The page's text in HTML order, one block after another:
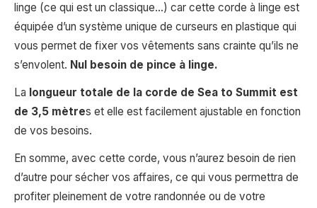
linge (ce qui est un classique…) car cette corde à linge est
équipée d’un système unique de curseurs en plastique qui
vous permet de fixer vos vêtements sans crainte qu’ils ne
s’envolent. Nul besoin de pince à linge.
La longueur totale de la corde de Sea to Summit est
de 3,5 mètres et elle est facilement ajustable en fonction
de vos besoins.
En somme, avec cette corde, vous n’aurez besoin de rien
d’autre pour sécher vos affaires, ce qui vous permettra de
profiter pleinement de votre randonnée ou de votre